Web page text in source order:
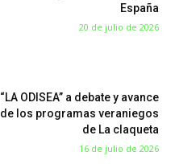
España
20 de julio de 2026
“LA ODISEA” a debate y avance
de los programas veraniegos
de La claqueta
16 de julio de 2026